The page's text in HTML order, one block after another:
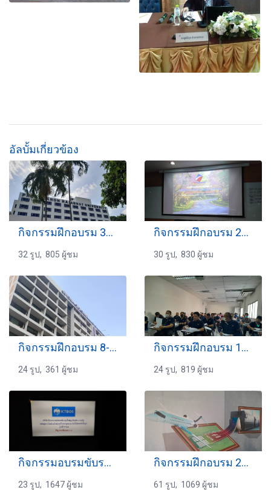
อัลบั้มเกี่ยวข้อง
กิจกรรมฝึกอบรม 30-11-2566
32 รูป, 805 ผู้ชม
กิจกรรมฝึกอบรม 22-06-2564
30 รูป, 830 ผู้ชม
กิจกรรมฝึกอบรม 8-3-2569
24 รูป, 361 ผู้ชม
กิจกรรมฝึกอบรม 17-06-2566
24 รูป, 819 ผู้ชม
กิจกรรมอบรมขับรถ 16-09-2017
23 รูป, 1647 ผู้ชม
กิจกรรมฝึกอบรม 20-2-2568
61 รูป, 1069 ผู้ชม